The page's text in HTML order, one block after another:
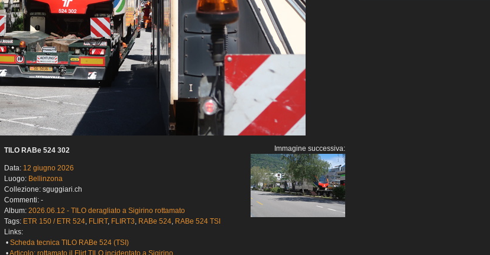
TILO RABe 524 302
Data: 12 giugno 2026
Luogo: Bellinzona
Collezione: sguggiari.ch
Commenti: -
Album: 2026.06.12 - TILO deragliato a Sigirino rottamato
Tags: ETR 150 / ETR 524, FLIRT, FLIRT3, RABe 524, RABe 524 TSI
Links:
• Scheda tecnica TILO RABe 524 (TSI)
Immagine successiva: